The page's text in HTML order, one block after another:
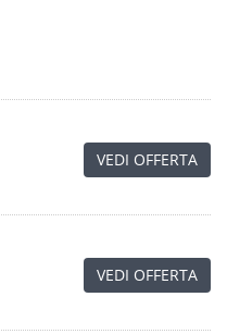
VEDI OFFERTA
VEDI OFFERTA